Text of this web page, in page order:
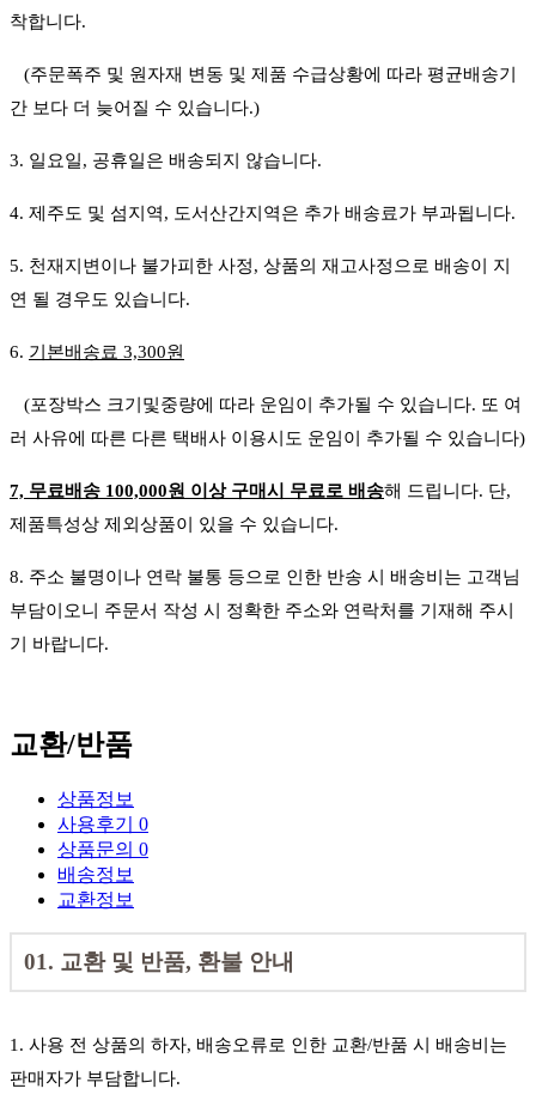
착합니다.
(주문폭주 및 원자재 변동 및 제품 수급상황에 따라 평균배송기
간 보다 더 늦어질 수 있습니다.)
3. 일요일, 공휴일은 배송되지 않습니다.​
4. 제주도 및 섬지역, 도서산간지역은 추가 배송료가 부과됩니다.
5. 천재지변이나 불가피한 사정, 상품의 재고사정으로 배송이 지
연 될 경우도 있습니다.
6. 기본배송료 3,300원
(포장박스 크기및중량에 따라 운임이 추가될 수 있습니다. 또 여
러 사유에 따른 다른 택배사 이용시도 운임이 추가될 수 있습니다)
7, 무료배송 100,000원 이상 구매시 무료로 배송해 드립니다. 단,
제품특성상 제외상품이 있을 수 있습니다.
8. 주소 불명이나 연락 불통 등으로 인한 반송 시 배송비는 고객님
부담이오니 주문서 작성 시 정확한 주소와 연락처를 기재해 주시
기 바랍니다.
교환/반품
상품정보
사용후기 0
상품문의 0
배송정보
교환정보
01. 교환 및 반품, 환불 안내
1. 사용 전 상품의 하자, 배송오류로 인한 교환/반품 시 배송비는
판매자가 부담합니다.